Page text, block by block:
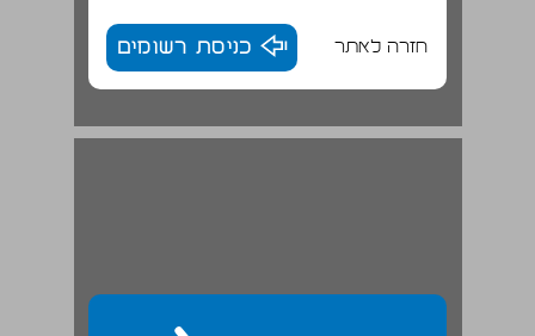
חזרה לאתר כניסת רשומים